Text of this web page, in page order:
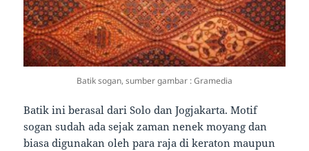
Batik sogan, sumber gambar : Gramedia
Batik ini berasal dari Solo dan Jogjakarta. Motif
sogan sudah ada sejak zaman nenek moyang dan
biasa digunakan oleh para raja di keraton maupun